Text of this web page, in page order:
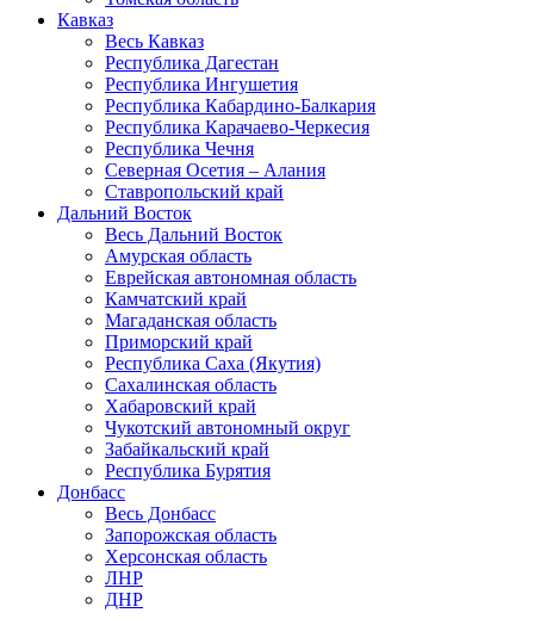
Кавказ
Весь Кавказ
Республика Дагестан
Республика Ингушетия
Республика Кабардино-Балкария
Республика Карачаево-Черкесия
Республика Чечня
Северная Осетия – Алания
Ставропольский край
Дальний Восток
Весь Дальний Восток
Амурская область
Еврейская автономная область
Камчатский край
Магаданская область
Приморский край
Республика Саха (Якутия)
Сахалинская область
Хабаровский край
Чукотский автономный округ
Забайкальский край
Республика Бурятия
Донбасс
Весь Донбасс
Запорожская область
Херсонская область
ЛНР
ДНР